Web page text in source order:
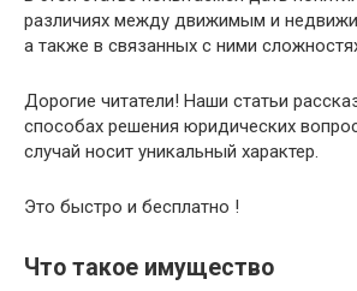
различиях между движимым и
а также в связанных с ними
Дорогие читатели! Наши статьи
способах решения юридических
случай носит уникальный характер.
Это быстро и бесплатно !
Что такое имущество